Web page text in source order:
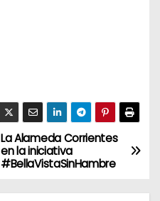
La Alameda Corrientes
en la iniciativa
#BellaVistaSinHambre